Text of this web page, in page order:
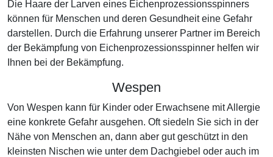
Die Haare der Larven eines Eichenprozessionsspinners
können für Menschen und deren Gesundheit eine Gefahr
darstellen. Durch die Erfahrung unserer Partner im Bereich
der Bekämpfung von Eichenprozessionsspinner helfen wir
Ihnen bei der Bekämpfung.
Wespen
Von Wespen kann für Kinder oder Erwachsene mit Allergie
eine konkrete Gefahr ausgehen. Oft siedeln Sie sich in der
Nähe von Menschen an, dann aber gut geschützt in den
kleinsten Nischen wie unter dem Dachgiebel oder auch im